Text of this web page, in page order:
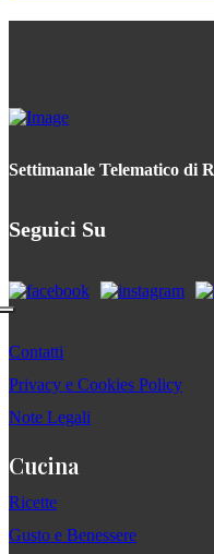
Settimanale Telematico di
Seguici Su
Contatti
Privacy e Cookies Policy
Note Legali
Cucina
Ricette
Gusto e Benessere